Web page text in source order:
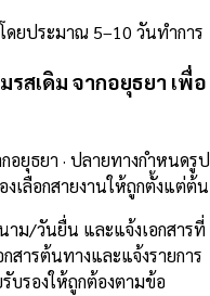
ยประมาณ 5–10 วันทำการ
สเดิม จากอยุธยา เพื่อ
อยุธยา · ปลายทางกำหนดรูป
เลือกสายงานให้ถูกตั้งแต่ต้น
ม/วันยื่น และแจ้งเอกสารที่
สารต้นทางและแจ้งรายการ
บรองให้ถูกต้องตามข้อ